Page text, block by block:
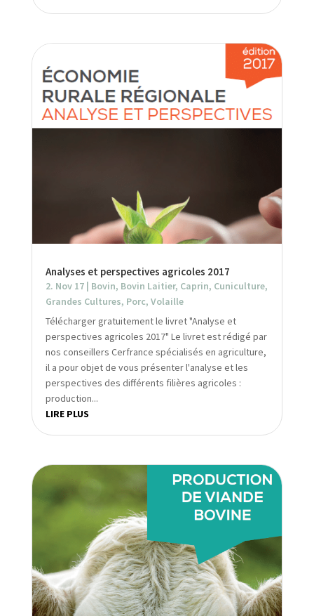
Analyses et perspectives agricoles 2017
2. Nov 17| Bovin, Bovin Laitier, Caprin, Cuniculture,
Grandes Cultures, Porc, Volaille
Télécharger gratuitement le livret "Analyse et
perspectives agricoles 2017" Le livret est rédigé par
nos conseillers Cerfrance spécialisés en agriculture,
il a pour objet de vous présenter l'analyse et les
perspectives des différents filières agricoles :
production...
LIRE PLUS